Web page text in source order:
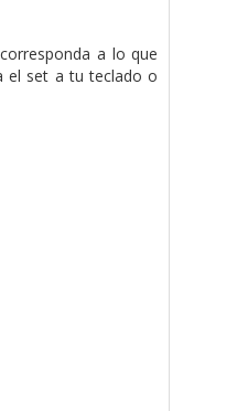
a lo que
el set a tu teclado o